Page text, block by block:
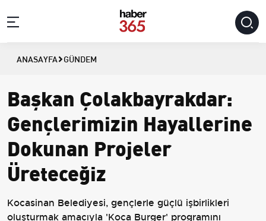
ANASAYFA GÜNDEM
Başkan Çolakbayrakdar:
Gençlerimizin Hayallerine
Dokunan Projeler
Üreteceğiz
Kocasinan Belediyesi, gençlerle güçlü işbirlikleri
oluşturmak amacıyla 'Koca Burger' programını